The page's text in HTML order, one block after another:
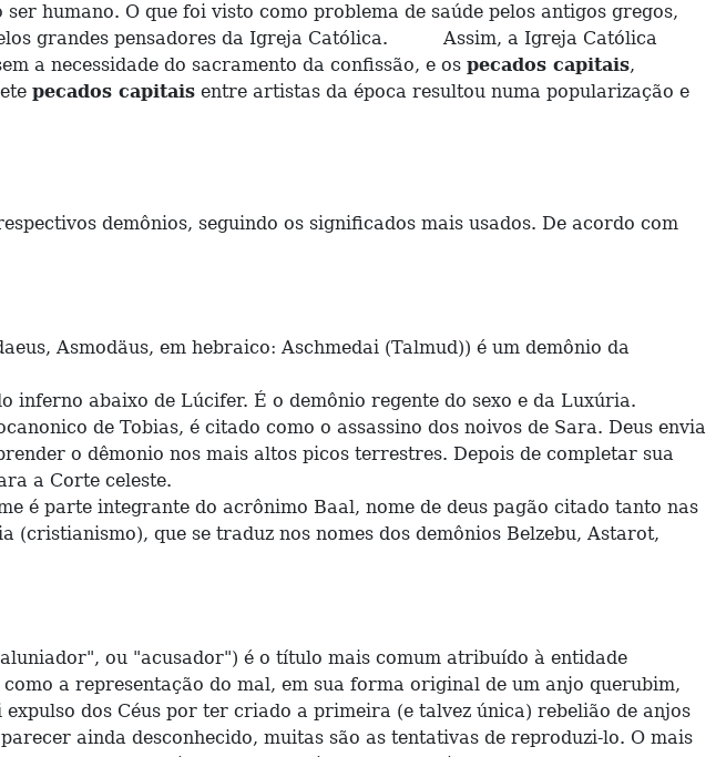
humano. O que foi visto como problema de saúde pelos antigos gregos,
grandes pensadores da Igreja Católica. Assim, a Igreja Católica
a necessidade do sacramento da confissão, e os pecados capitais,
pecados capitais entre artistas da época resultou numa popularização e
demônios, seguindo os significados mais usados. De acordo com
Asmodäus, em hebraico: Aschmedai (Talmud)) é um demônio da
abaixo de Lúcifer. É o demônio regente do sexo e da Luxúria.
de Tobias, é citado como o assassino dos noivos de Sara. Deus envia
o dêmonio nos mais altos picos terrestres. Depois de completar sua
a Corte celeste.
parte integrante do acrônimo Baal, nome de deus pagão citado tanto nas
que se traduz nos nomes dos demônios Belzebu, Astarot,
ou "acusador") é o título mais comum atribuído à entidade
a representação do mal, em sua forma original de um anjo querubim,
dos Céus por ter criado a primeira (e talvez única) rebelião de anjos
ainda desconhecido, muitas são as tentativas de reproduzi-lo. O mais